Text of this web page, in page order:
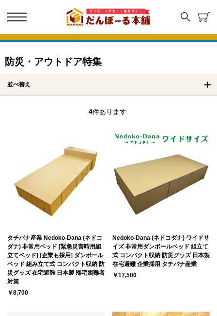
防災・アウトドア特集
並べ替え
4件あります
タチバナ産業 Nedoko-Dana (ネドコ
ダナ) 非常用ベッド [緊急災害時用組
立てベッド] [企業も採用] ダンボール
ベッド 組み立て式 コンパクト収納 防
災グッズ 在宅避難 日本製 帰宅困難者
対策
￥8,700
Nedoko-Dana (ネドコダナ) ワイドサ
イズ 非常用ダンボールベッド 組立て
式 コンパクト収納 防災グッズ 日本製
在宅避難 企業採用 タチバナ産業
￥17,500